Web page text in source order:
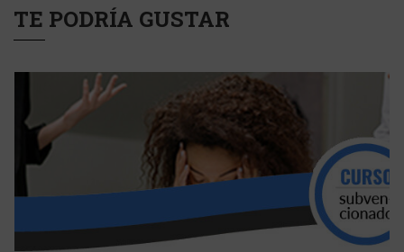
TE PODRÍA GUSTAR